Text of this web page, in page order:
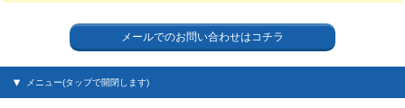
メールでのお問い合わせはコチラ
メニュー(タップで開閉します)